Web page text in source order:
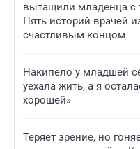
вытащили младенца с
Пять историй врачей
счастливым концом
Накипело у младшей
уехала жить, а я
хорошей»
Теряет зрение, но